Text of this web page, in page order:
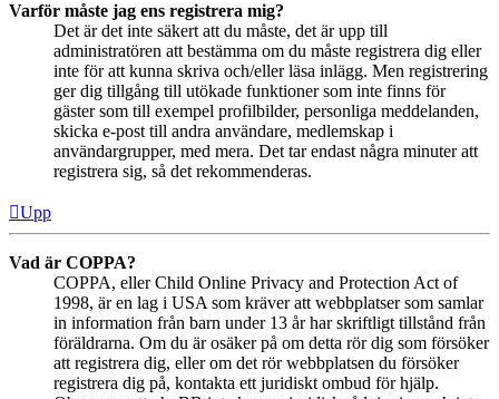
Varför måste jag ens registrera mig?
Det är det inte säkert att du måste, det är upp till
administratören att bestämma om du måste registrera dig eller
inte för att kunna skriva och/eller läsa inlägg. Men registrering
ger dig tillgång till utökade funktioner som inte finns för
gäster som till exempel profilbilder, personliga meddelanden,
skicka e-post till andra användare, medlemskap i
användargrupper, med mera. Det tar endast några minuter att
registrera sig, så det rekommenderas.
Upp
Vad är COPPA?
COPPA, eller Child Online Privacy and Protection Act of
1998, är en lag i USA som kräver att webbplatser som samlar
in information från barn under 13 år har skriftligt tillstånd från
föräldrarna. Om du är osäker på om detta rör dig som försöker
att registrera dig, eller om det rör webbplatsen du försöker
registrera dig på, kontakta ett juridiskt ombud för hjälp.